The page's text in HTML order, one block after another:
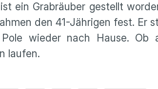
ein Grabräuber gestellt
den 41-Jährigen fest. Er
wieder nach Hause. Ob
laufen.